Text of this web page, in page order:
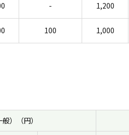
- 1,200
100 1,000
）（円）